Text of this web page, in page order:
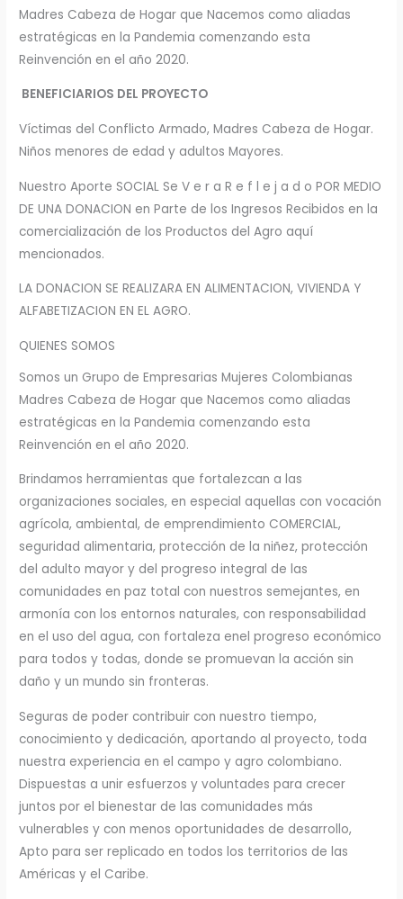
Madres Cabeza de Hogar que Nacemos como aliadas
estratégicas en la Pandemia comenzando esta
Reinvención en el año 2020.
BENEFICIARIOS DEL PROYECTO
Víctimas del Conflicto Armado, Madres Cabeza de Hogar.
Niños menores de edad y adultos Mayores.
Nuestro Aporte SOCIAL Se V e r a R e f l e j a d o POR MEDIO
DE UNA DONACION en Parte de los Ingresos Recibidos en la
comercialización de los Productos del Agro aquí
mencionados.
LA DONACION SE REALIZARA EN ALIMENTACION, VIVIENDA Y
ALFABETIZACION EN EL AGRO.
QUIENES SOMOS
Somos un Grupo de Empresarias Mujeres Colombianas
Madres Cabeza de Hogar que Nacemos como aliadas
estratégicas en la Pandemia comenzando esta
Reinvención en el año 2020.
Brindamos herramientas que fortalezcan a las
organizaciones sociales, en especial aquellas con vocación
agrícola, ambiental, de emprendimiento COMERCIAL,
seguridad alimentaria, protección de la niñez, protección
del adulto mayor y del progreso integral de las
comunidades en paz total con nuestros semejantes, en
armonía con los entornos naturales, con responsabilidad
en el uso del agua, con fortaleza enel progreso económico
para todos y todas, donde se promuevan la acción sin
daño y un mundo sin fronteras.
Seguras de poder contribuir con nuestro tiempo,
conocimiento y dedicación, aportando al proyecto, toda
nuestra experiencia en el campo y agro colombiano.
Dispuestas a unir esfuerzos y voluntades para crecer
juntos por el bienestar de las comunidades más
vulnerables y con menos oportunidades de desarrollo,
Apto para ser replicado en todos los territorios de las
Américas y el Caribe.